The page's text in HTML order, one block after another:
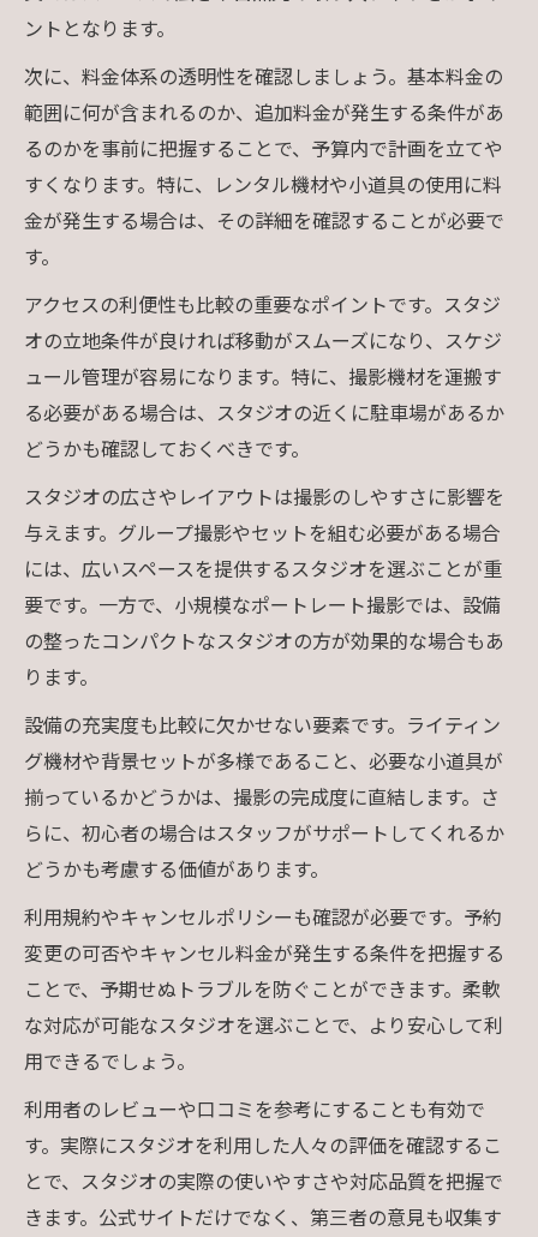
ントとなります。
次に、料金体系の透明性を確認しましょう。基本料金の
範囲に何が含まれるのか、追加料金が発生する条件があ
るのかを事前に把握することで、予算内で計画を立てや
すくなります。特に、レンタル機材や小道具の使用に料
金が発生する場合は、その詳細を確認することが必要で
す。
アクセスの利便性も比較の重要なポイントです。スタジ
オの立地条件が良ければ移動がスムーズになり、スケジ
ュール管理が容易になります。特に、撮影機材を運搬す
る必要がある場合は、スタジオの近くに駐車場があるか
どうかも確認しておくべきです。
スタジオの広さやレイアウトは撮影のしやすさに影響を
与えます。グループ撮影やセットを組む必要がある場合
には、広いスペースを提供するスタジオを選ぶことが重
要です。一方で、小規模なポートレート撮影では、設備
の整ったコンパクトなスタジオの方が効果的な場合もあ
ります。
設備の充実度も比較に欠かせない要素です。ライティン
グ機材や背景セットが多様であること、必要な小道具が
揃っているかどうかは、撮影の完成度に直結します。さ
らに、初心者の場合はスタッフがサポートしてくれるか
どうかも考慮する価値があります。
利用規約やキャンセルポリシーも確認が必要です。予約
変更の可否やキャンセル料金が発生する条件を把握する
ことで、予期せぬトラブルを防ぐことができます。柔軟
な対応が可能なスタジオを選ぶことで、より安心して利
用できるでしょう。
利用者のレビューや口コミを参考にすることも有効で
す。実際にスタジオを利用した人々の評価を確認するこ
とで、スタジオの実際の使いやすさや対応品質を把握で
きます。公式サイトだけでなく、第三者の意見も収集す